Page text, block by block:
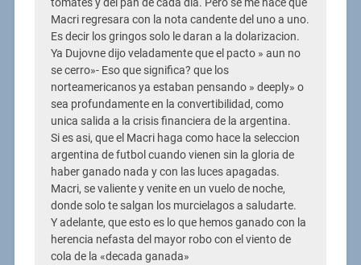
Macri regresara con la nota candente del uno a uno.
Es decir los gringos solo le daran a la dolarizacion.
Ya Dujovne dijo veladamente que el pacto » aun no
se cerro»- Eso que significa? que los
norteamericanos ya estaban pensando » deeply» o
sea profundamente en la convertibilidad, como
unica salida a la crisis financiera de la argentina.
Si es asi, que el Macri haga como hace la seleccion
argentina de futbol cuando vienen sin la gloria de
haber ganado nada y con las luces apagadas.
Macri, se valiente y venite en un vuelo de noche,
donde solo te salgan los murcielagos a saludarte.
Y adelante, que esto es lo que hemos ganado con la
herencia nefasta del mayor robo con el viento de
cola de la «decada ganada»